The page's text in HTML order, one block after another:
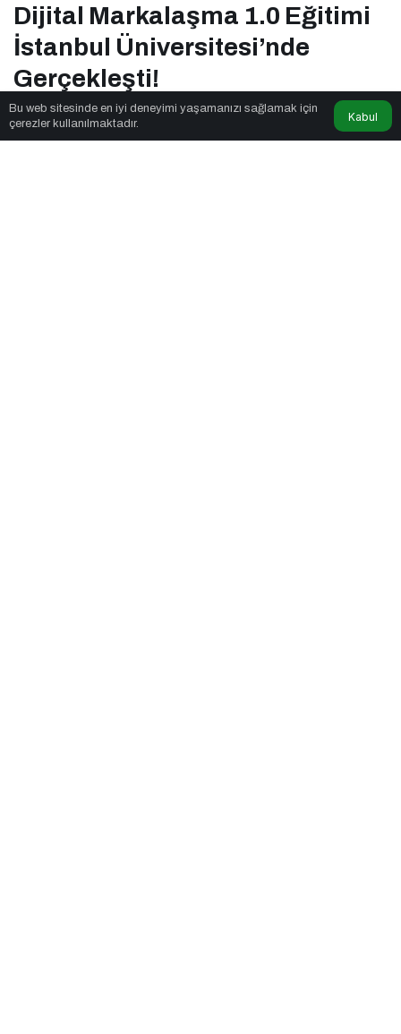
Dijital Markalaşma 1.0 Eğitimi
İstanbul Üniversitesi’nde
Gerçekleşti!
Bu web sitesinde en iyi deneyimi yaşamanızı sağlamak için
çerezler kullanılmaktadır.
Kabul